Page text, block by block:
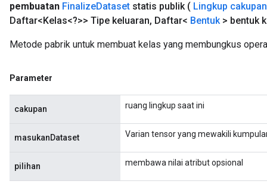
pembuatan FinalizeDataset statis publik ( Lingkup cakupan
Daftar<Kelas<?>> Tipe keluaran, Daftar< Bentuk> bentuk
Metode pabrik untuk membuat kelas yang membungkus
Parameter
cakupan ruang lingkup saat ini
masukanDataset Varian tensor yang mewakili
pilihan membawa nilai atribut opsional